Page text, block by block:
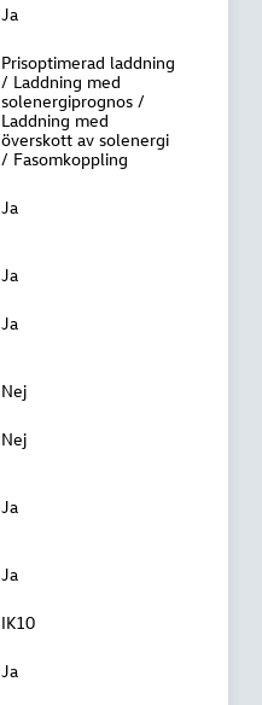
Ja
Prisoptimerad laddning
/ Laddning med
solenergiprognos /
Laddning med
överskott av solenergi
/ Fasomkoppling
Ja
Ja
Ja
Nej
Nej
Ja
Ja
IK10
Ja